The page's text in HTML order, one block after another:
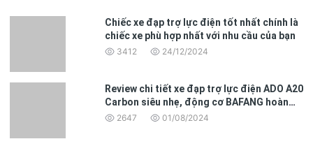
Xe đạp điện thời trang Mini Moka
là sự kết hợp hoàn hảo giữa
tiện ích và phong cách. Với thiết kế hiện đại, động cơ mạnh mẽ và
khả năng di chuyển xa, đây chắc chắn là lựa chọn lý tưởng cho
thế hệ trẻ đang tìm kiếm một phương tiện giao thông thân thiện
với môi trường và phù hợp với đô thị năng động. Nếu bạn đang
tìm kiếm một cách di chuyển tiện lợi, thời trang và thân thiện với
môi trường, xe đạp điện Mini Moka chắc chắn là sự lựa chọn xuất
sắc. Đừng bỏ lỡ cơ hội sở hữu chiếc xe đẳng cấp này và trải
nghiệm một cuộc sống đô thị tiện lợi hơn.
Chiếc xe đạp trợ lực điện tốt nhất chính là
chiếc xe phù hợp nhất với nhu cầu của bạn
3412 24/12/2024
Review chi tiết xe đạp trợ lực điện ADO A20
Carbon siêu nhẹ, động cơ BAFANG hoàn
toàn mới
2647 01/08/2024